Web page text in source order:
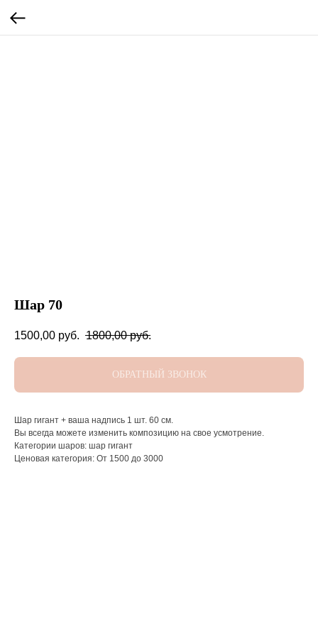
Шар 70
1500,00 руб. 1800,00 руб.
ОБРАТНЫЙ ЗВОНОК
Шар гигант + ваша надпись 1 шт. 60 см.
Вы всегда можете изменить композицию на свое усмотрение.
Категории шаров: шар гигант
Ценовая категория: От 1500 до 3000